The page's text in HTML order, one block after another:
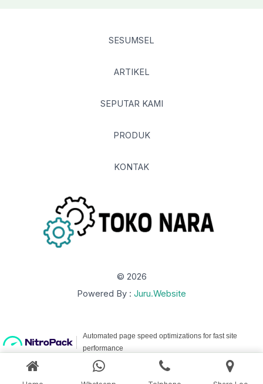
SESUMSEL
ARTIKEL
SEPUTAR KAMI
PRODUK
KONTAK
© 2026
Powered By : Juru.Website